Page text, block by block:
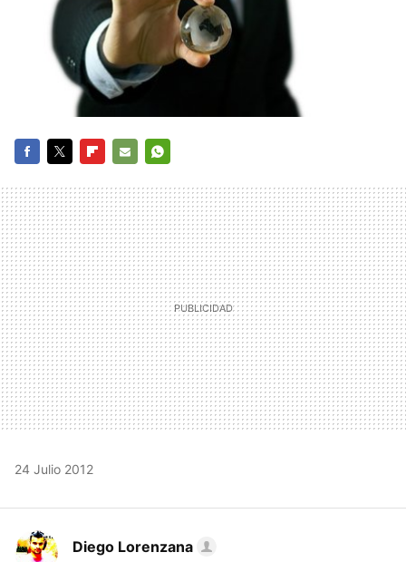
MAIL
24 Julio 2012
Diego Lorenzana